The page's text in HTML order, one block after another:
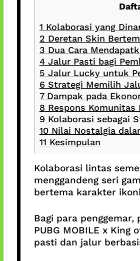
1 Kolaborasi yang
2 Deretan Skin
3 Dua Cara
4Jalur Pasti bagi
5 Jalur Lucky untuk
6 Strategi Memilih
7Dampak pada
8 Respons Komunitas
9 Kolaborasi sebagai
10Nilai Nostalgia
11 Kesimpulan
Kolaborasi lintas
menggandeng seri
bertema karakter
Bagi para
PUBG MOBILE x
pasti dan jalur